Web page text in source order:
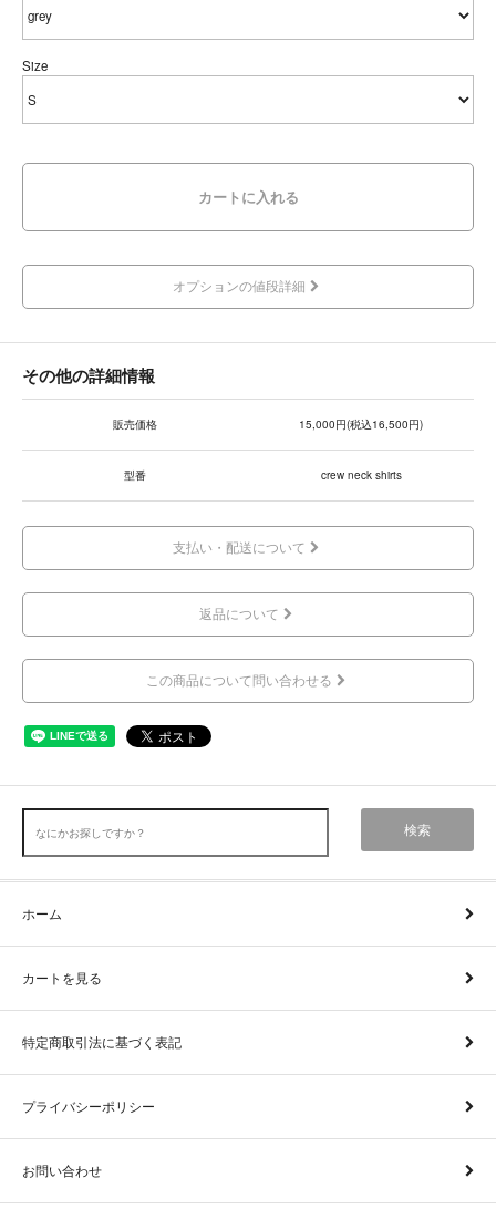
Size
カートに入れる
オプションの値段詳細
その他の詳細情報
販売価格 15,000円(税込16,500円)
型番 crew neck shirts
支払い・配送について
返品について
この商品について問い合わせる
検索
ホーム
カートを見る
特定商取引法に基づく表記
プライバシーポリシー
お問い合わせ